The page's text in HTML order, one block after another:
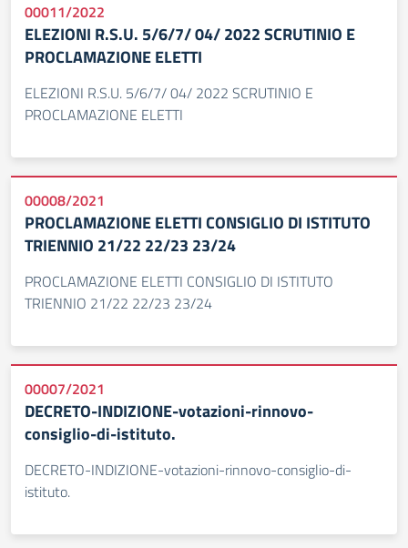
00011/2022
ELEZIONI R.S.U. 5/6/7/ 04/ 2022 SCRUTINIO E
PROCLAMAZIONE ELETTI
ELEZIONI R.S.U. 5/6/7/ 04/ 2022 SCRUTINIO E
PROCLAMAZIONE ELETTI
00008/2021
PROCLAMAZIONE ELETTI CONSIGLIO DI ISTITUTO
TRIENNIO 21/22 22/23 23/24
PROCLAMAZIONE ELETTI CONSIGLIO DI ISTITUTO
TRIENNIO 21/22 22/23 23/24
00007/2021
DECRETO-INDIZIONE-votazioni-rinnovo-
consiglio-di-istituto.
DECRETO-INDIZIONE-votazioni-rinnovo-consiglio-di-
istituto.